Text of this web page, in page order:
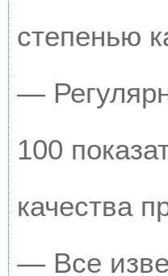
степенью
—
100
качества
— Все